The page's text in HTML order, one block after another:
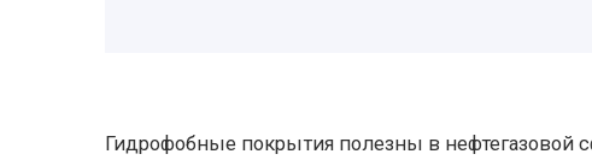
Гидрофобные покрытия полезны в нефтегазовой